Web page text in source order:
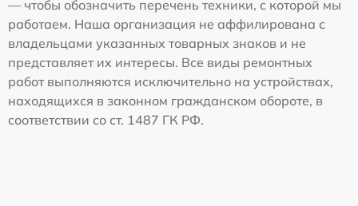
— чтобы обозначить перечень техники, с которой мы
работаем. Наша организация не аффилирована с
владельцами указанных товарных знаков и не
представляет их интересы. Все виды ремонтных
работ выполняются исключительно на устройствах,
находящихся в законном гражданском обороте, в
соответствии со ст. 1487 ГК РФ.